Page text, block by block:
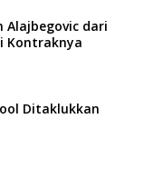
Alajbegovic dari
Kontraknya
Ditaklukkan